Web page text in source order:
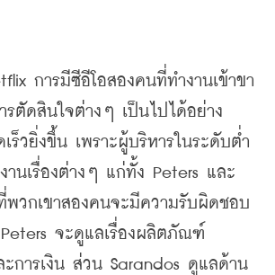
การมีซีอีโอสองคนที่ทำงานเข้าขา
รตัดสินใจต่างๆ เป็นไปได้อย่าง
ร็วยิ่งขึ้น เพราะผู้บริหารในระดับต่ำ
านเรื่องต่างๆ แก่ทั้ง Peters และ
พวกเขาสองคนจะมีความรับผิดชอบ
จะดูแลเรื่องผลิตภัณฑ์
การเงิน ส่วน Sarandos ดูแลด้าน